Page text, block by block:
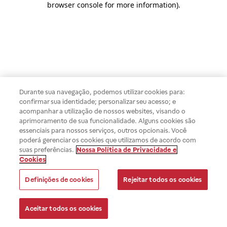
browser console for more information).
Durante sua navegação, podemos utilizar cookies para:
confirmar sua identidade; personalizar seu acesso; e
acompanhar a utilização de nossos websites, visando o
aprimoramento de sua funcionalidade. Alguns cookies são
essenciais para nossos serviços, outros opcionais. Você
poderá gerenciar os cookies que utilizamos de acordo com
suas preferências. Nossa Política de Privacidade e
Cookies
Definições de cookies Rejeitar todos os cookies
Aceitar todos os cookies